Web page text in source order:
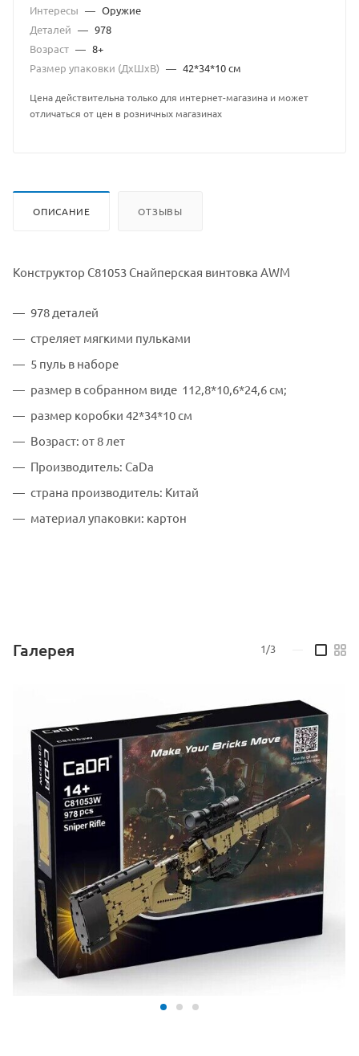
Интересы — Оружие
Деталей — 978
Возраст — 8+
Размер упаковки (ДхШхВ) — 42*34*10 см
Цена действительна только для интернет-магазина и может
отличаться от цен в розничных магазинах
ОПИСАНИЕ ОТЗЫВЫ
Конструктор C81053 Снайперская винтовка AWM
978 деталей
стреляет мягкими пульками
5 пуль в наборе
размер в собранном виде 112,8*10,6*24,6 см;
размер коробки 42*34*10 см
Возраст: от 8 лет
Производитель: CaDa
страна производитель: Китай
материал упаковки: картон
Галерея 1/3